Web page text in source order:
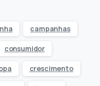
campanhas
consumidor
crescimento